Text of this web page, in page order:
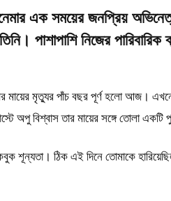
এক সময়ের জনপ্রিয়
পাশাপাশি নিজের
মায়ের মৃত্যুর পাঁচ বছর পূর্ণ হলো আজ।
অপু বিশ্বাস তার মায়ের সঙ্গে তোলা একটি
শূন্যতা। ঠিক এই দিনে তোমাকে